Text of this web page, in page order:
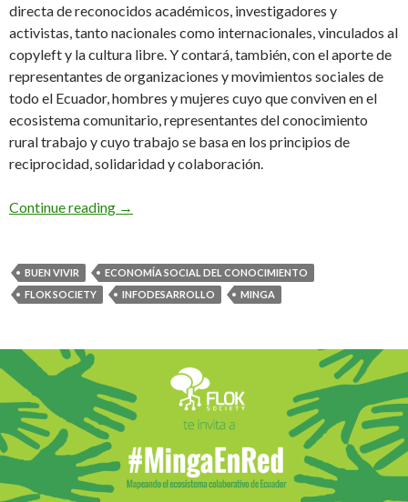
directa de reconocidos académicos, investigadores y
activistas, tanto nacionales como internacionales, vinculados al
copyleft y la cultura libre. Y contará, también, con el aporte de
representantes de organizaciones y movimientos sociales de
todo el Ecuador, hombres y mujeres cuyo que conviven en el
ecosistema comunitario, representantes del conocimiento
rural trabajo y cuyo trabajo se basa en los principios de
reciprocidad, solidaridad y colaboración.
Continue reading →
BUEN VIVIR
ECONOMÍA SOCIAL DEL CONOCIMIENTO
FLOK SOCIETY
INFODESARROLLO MINGA